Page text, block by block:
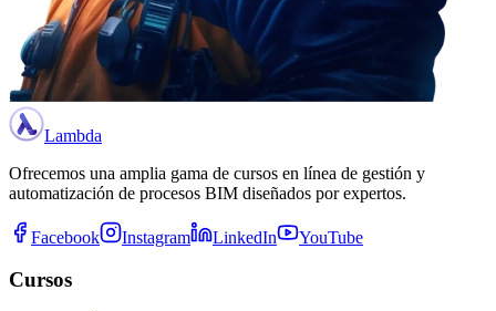
Lambda
Ofrecemos una amplia gama de cursos en línea de gestión y
automatización de procesos BIM diseñados por expertos.
Facebook Instagram LinkedIn YouTube
Cursos